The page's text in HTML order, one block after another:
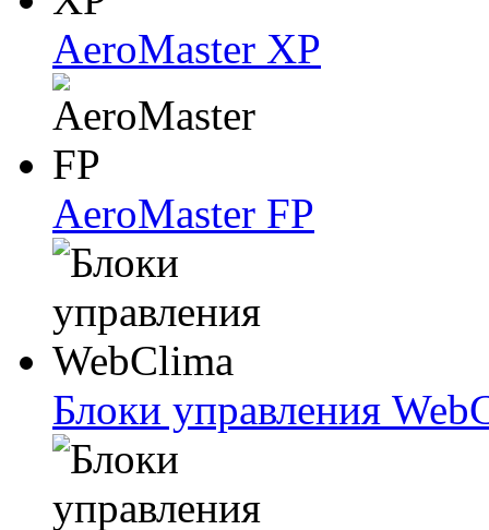
AeroMaster XP
AeroMaster FP
Блоки упрaвлeния